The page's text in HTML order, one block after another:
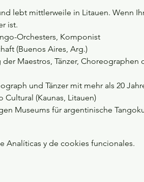
lebt mittlerweile in Litauen. Wenn
ist.
Orchesters, Komponist
(Buenos Aires, Arg.)
Maestros, Tänzer, Choreographen
und Tänzer mit mehr als 20
Cultural (Kaunas, Litauen)
Museums für argentinische
Analíticas y de cookies funcionales.